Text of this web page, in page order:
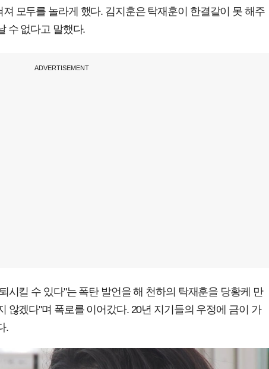
모두를 놀라게 했다. 김지훈은 탁재훈이 한결같이 못 해주
수 없다고 말했다.
ADVERTISEMENT
시킬 수 있다"는 폭탄 발언을 해 천하의 탁재훈을 당황케 만
않겠다"며 폭로를 이어갔다. 20년 지기들의 우정에 금이 가
.